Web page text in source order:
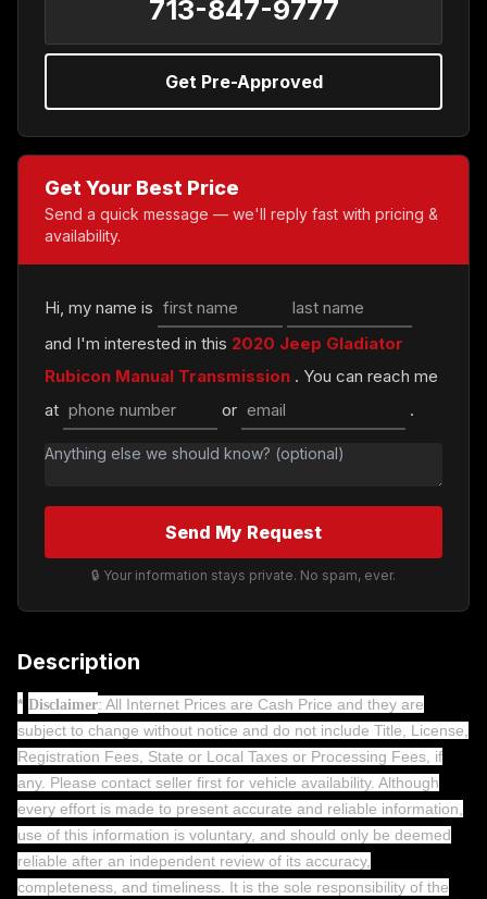
713-847-9777
Get Pre-Approved
Get Your Best Price
Send a quick message — we'll reply fast with pricing &
availability.
Hi, my name is
and I'm interested in this 2020 Jeep Gladiator
Rubicon Manual Transmission . You can reach me
at
or .
Send My Request
🔒 Your information stays private. No spam, ever.
Description
* Disclaimer: All Internet Prices are Cash Price and they are
subject to change without notice and do not include Title, License,
Registration Fees, State or Local Taxes or Processing Fees, if
any. Please contact seller first for vehicle availability. Although
every effort is made to present accurate and reliable information,
use of this information is voluntary, and should only be deemed
reliable after an independent review of its accuracy,
completeness, and timeliness. It is the sole responsibility of the